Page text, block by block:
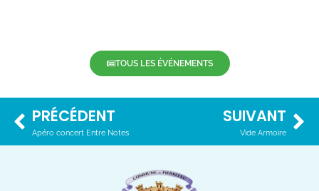
TOUS LES ÉVÉNEMENTS
PRÉCÉDENT
Apéro concert Entre Notes
SUIVANT
Vide Armoire